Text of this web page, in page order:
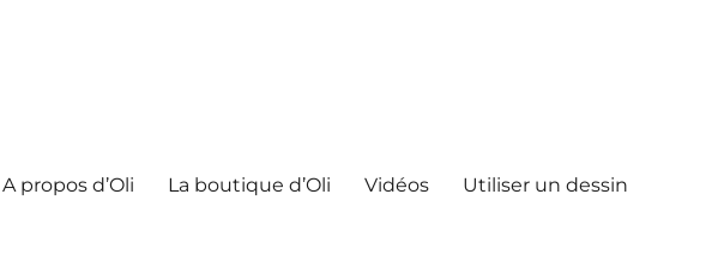
A propos d’Oli La boutique d’Oli Vidéos Utiliser un dessin